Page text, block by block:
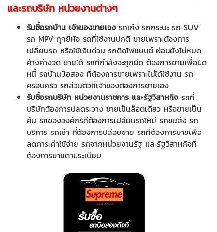
และรถบริษัท หน่วยงานต่างๆ
รับซื้อรถบ้าน เจ้าของขายเอง รถเก๋ง รถกระบะ รถ SUV
รถ MPV ทุกยี่ห้อ รถที่ใช้งานปกติ ขายเพราะต้องการ
เปลี่ยนรถ หรือใช้เงินด่วน รถติดไฟแนนซ์ ผ่อนยังไม่หมด
ค้างค่างวด ขายได้ รถที่กำลังจะถูกยึด ต้องการขายเพื่อปิด
หนี้ รถบ้านมือสอง ที่ต้องการขายเพราะไม่ได้ใช้งาน รถ
ครอบครัว รถส่วนตัวที่เจ้าของต้องการขายเอง
รับซื้อรถบริษัท หน่วยงานราชการ และรัฐวิสาหกิจ รถที่
บริษัทต้องการปลดระวาง ขายเป็นล็อตเดียว หรือขายเป็น
คัน รถขององค์กรที่ต้องการเปลี่ยนรถใหม่ รถขนส่ง รถ
บริการ รถเช่า ที่ต้องการปล่อยขาย รถที่ต้องการขายเพื่อ
ลดภาระค่าใช้จ่าย รถจากหน่วยงานรัฐ และรัฐวิสาหกิจที่
ต้องการขายตามระเบียบ